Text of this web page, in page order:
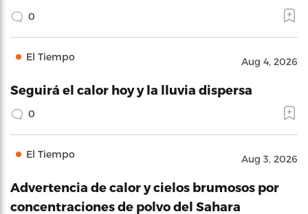
0
El Tiempo Aug 4, 2026
Seguirá el calor hoy y la lluvia dispersa
0
El Tiempo Aug 3, 2026
Advertencia de calor y cielos brumosos por
concentraciones de polvo del Sahara